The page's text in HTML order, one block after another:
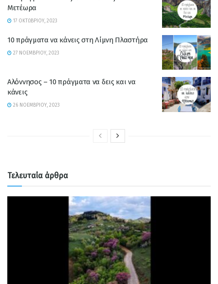
Μετέωρα
17 ΟΚΤΩΒΡΊΟΥ, 2023
10 πράγματα να κάνεις στη Λίμνη Πλαστήρα
27 ΝΟΕΜΒΡΊΟΥ, 2023
Αλόννησος – 10 πράγματα να δεις και να
κάνεις
26 ΝΟΕΜΒΡΊΟΥ, 2023
Τελευταία άρθρα